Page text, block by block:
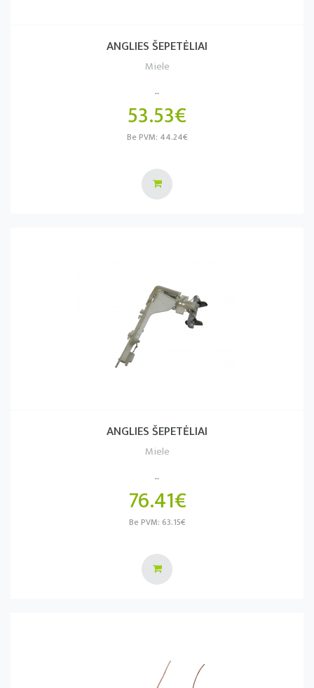
ANGLIES ŠEPETĖLIAI
Miele
..
53.53€
Be PVM: 44.24€
ANGLIES ŠEPETĖLIAI
Miele
..
76.41€
Be PVM: 63.15€